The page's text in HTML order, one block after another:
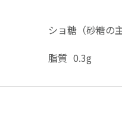
ショ糖（砂糖の
脂質 0.3g